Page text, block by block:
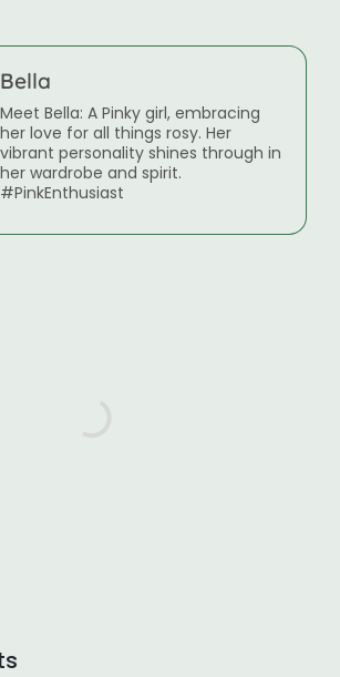
Bella
Meet Bella: A Pinky girl, embracing
her love for all things rosy. Her
vibrant personality shines through in
her wardrobe and spirit.
#PinkEnthusiast